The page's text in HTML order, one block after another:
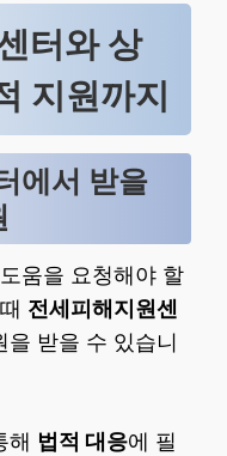
터와 상
지원까지
에서 받을
움을 요청해야 할
전세피해지원센
받을 수 있습니
해 법적 대응에 필